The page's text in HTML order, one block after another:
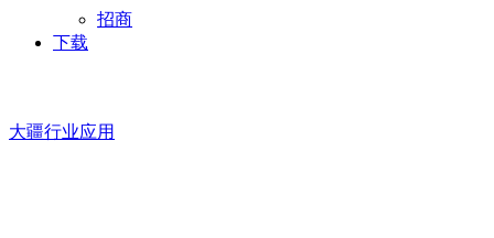
招商
下载
大疆行业应用